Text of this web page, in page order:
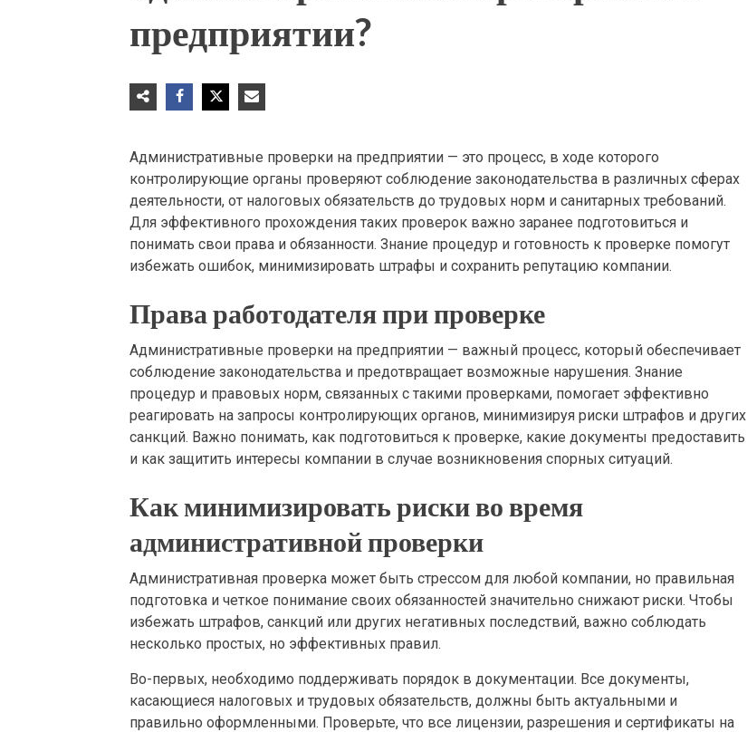
предприятии?
Административные проверки на предприятии — это процесс, в ходе которого
контролирующие органы проверяют соблюдение законодательства в различных сферах
деятельности, от налоговых обязательств до трудовых норм и санитарных требований.
Для эффективного прохождения таких проверок важно заранее подготовиться и
понимать свои права и обязанности. Знание процедур и готовность к проверке помогут
избежать ошибок, минимизировать штрафы и сохранить репутацию компании.
Права работодателя при проверке
Административные проверки на предприятии — важный процесс, который обеспечивает
соблюдение законодательства и предотвращает возможные нарушения. Знание
процедур и правовых норм, связанных с такими проверками, помогает эффективно
реагировать на запросы контролирующих органов, минимизируя риски штрафов и других
санкций. Важно понимать, как подготовиться к проверке, какие документы предоставить
и как защитить интересы компании в случае возникновения спорных ситуаций.
Как минимизировать риски во время
административной проверки
Административная проверка может быть стрессом для любой компании, но правильная
подготовка и четкое понимание своих обязанностей значительно снижают риски. Чтобы
избежать штрафов, санкций или других негативных последствий, важно соблюдать
несколько простых, но эффективных правил.
Во-первых, необходимо поддерживать порядок в документации. Все документы,
касающиеся налоговых и трудовых обязательств, должны быть актуальными и
правильно оформленными. Проверьте, что все лицензии, разрешения и сертификаты на